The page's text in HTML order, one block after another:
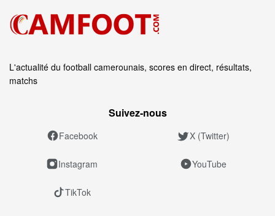
L'actualité du football camerounais, scores en direct, résultats,
matchs
Suivez‑nous
Facebook X (Twitter)
Instagram YouTube
TikTok